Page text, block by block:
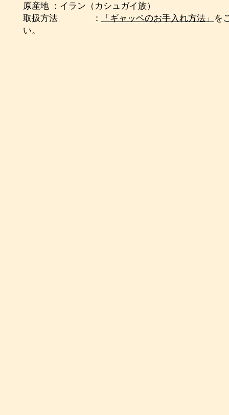
原産地 ：イラン（カシュガイ族）
取扱方法 ：
「ギャッベのお手入れ方法」
を
い。